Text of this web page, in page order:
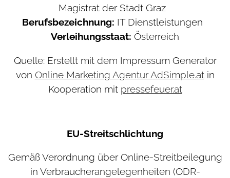
Magistrat der Stadt Graz
Berufsbezeichnung: IT Dienstleistungen
Verleihungsstaat: Österreich
Quelle: Erstellt mit dem Impressum Generator
von Online Marketing Agentur AdSimple.atin
Kooperation mit pressefeuer.at
EU-Streitschlichtung
Gemäß Verordnung über Online-Streitbeilegung
in Verbraucherangelegenheiten (ODR-